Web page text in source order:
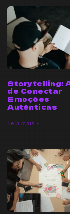
Storytelling:
de Conectar
Emoções
Autênticas
Leia mais »